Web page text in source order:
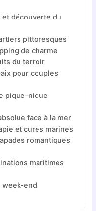
et découverte du
pittoresques
de charme
du terroir
pour couples
pique-nique
face à la mer
et cures marines
romantiques
maritimes
week-end